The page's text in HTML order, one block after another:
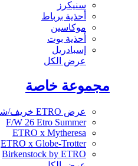
سنيكرز
أحذية برباط
موكاسين
أحذية بوت
إسبادريل
عرض الكل
مجموعة خاصة
عرض ETRO خريف/شتاء 2026
F/W 26 Etro Summer
ETRO x Mytheresa
ETRO x Globe-Trotter
Birkenstock by ETRO